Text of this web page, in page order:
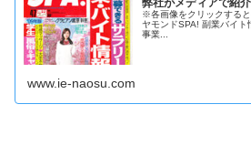
弊社がメディアで紹
※各画像をクリックする
ヤモンドSPA! 副業バイト
事業...
www.ie-naosu.com